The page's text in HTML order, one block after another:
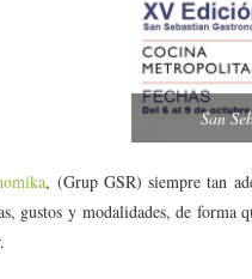
San
, (Grup GSR) siempre tan
gustos y modalidades, de